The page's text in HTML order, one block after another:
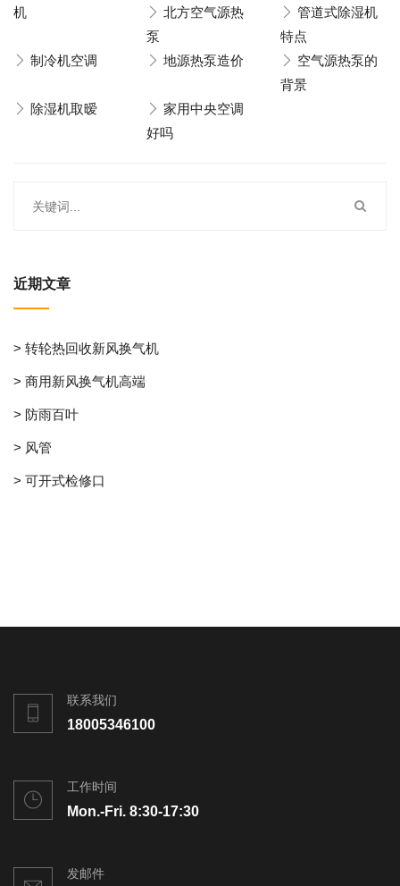
机
北方空气源热
泵
管道式除湿机
特点
制冷机空调
地源热泵造价
空气源热泵的
背景
除湿机取暧
家用中央空调
好吗
近期文章
> 转轮热回收新风换气机
> 商用新风换气机高端
> 防雨百叶
> 风管
> 可开式检修口
联系我们
18005346100
工作时间
Mon.-Fri. 8:30-17:30
发邮件